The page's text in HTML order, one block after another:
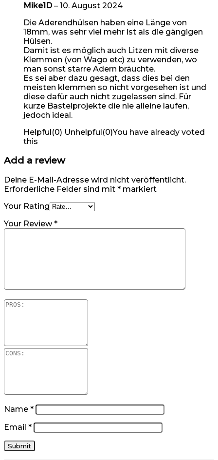
Mike1D– 10. August 2024
Die Aderendhülsen haben eine Länge von
18mm, was sehr viel mehr ist als die gängigen
Hülsen.
Damit ist es möglich auch Litzen mit diverse
Klemmen (von Wago etc) zu verwenden, wo
man sonst starre Adern bräuchte.
Es sei aber dazu gesagt, dass dies bei den
meisten klemmen so nicht vorgesehen ist und
diese dafür auch nicht zugelassen sind. Für
kurze Bastelprojekte die nie alleine laufen,
jedoch ideal.
Helpful(0) Unhelpful(0)You have already voted
this
Add a review
Deine E-Mail-Adresse wird nicht veröffentlicht.
Erforderliche Felder sind mit * markiert
Your Rating
Your Review*
Name *
Email *